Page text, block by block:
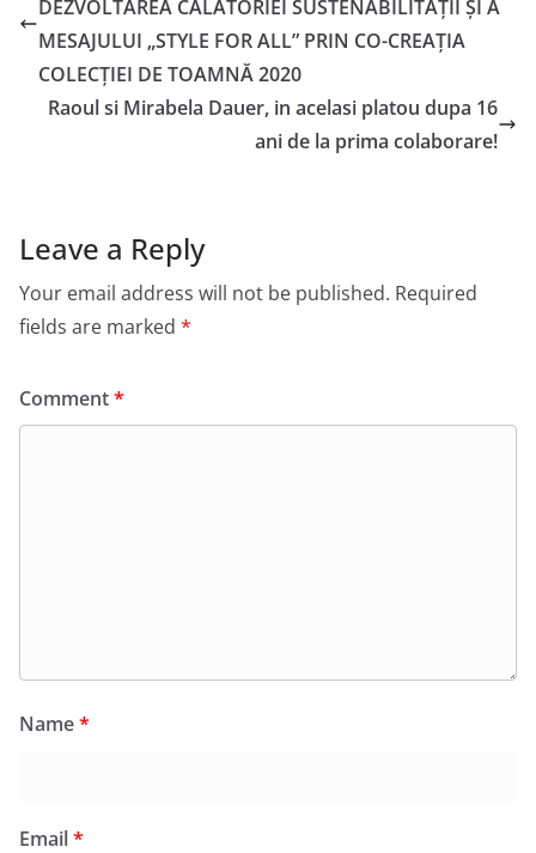
DEZVOLTAREA CĂLĂTORIEI SUSTENABILITĂȚII ȘI A
MESAJULUI „STYLE FOR ALL” PRIN CO-CREAȚIA
COLECȚIEI DE TOAMNĂ 2020
Raoul si Mirabela Dauer, in acelasi platou dupa 16
ani de la prima colaborare!
Leave a Reply
Your email address will not be published. Required
fields are marked *
Comment*
Name*
Email*